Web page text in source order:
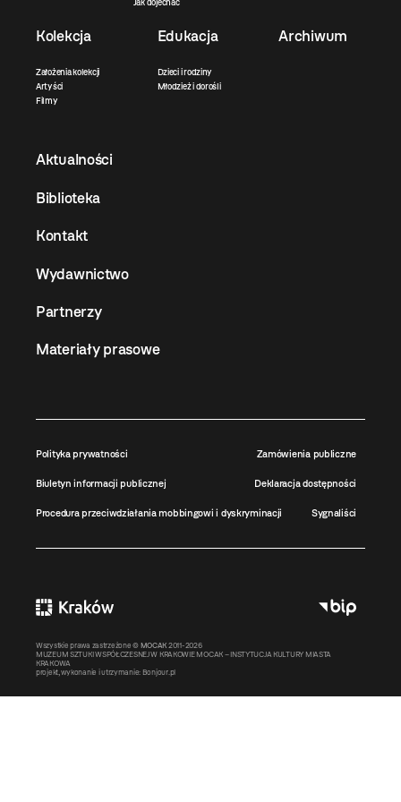
Jak dojechać
Kolekcja
Założenia kolekcji
Artyści
Filmy
Edukacja
Dzieci i rodziny
Młodzież i dorośli
Archiwum
Aktualności
Biblioteka
Kontakt
Wydawnictwo
Partnerzy
Materiały prasowe
Polityka prywatności Zamówienia publiczne
Biuletyn informacji publicznej Deklaracja dostępności
Procedura przeciwdziałania mobbingowi i dyskryminacji Sygnaliści
Wszystkie prawa zastrzeżone © MOCAK 2011-2026
MUZEUM SZTUKI WSPÓŁCZESNEJ W KRAKOWIE MOCAK – INSTYTUCJA KULTURY MIASTA
KRAKOWA
projekt, wykonanie i utrzymanie: Bonjour.pl